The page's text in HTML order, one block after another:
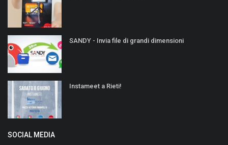
SANDY - Invia file di grandi dimensioni
Instameet a Rieti!
SOCIAL MEDIA